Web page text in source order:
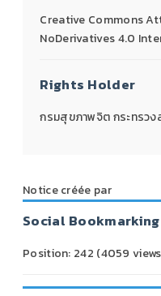
Creative Commons
NoDerivatives 4.0
Rights Holder
กรมสุขภาพจิต กระทรว
Notice créée par
Social Bookmarking
Position: 242 (4059